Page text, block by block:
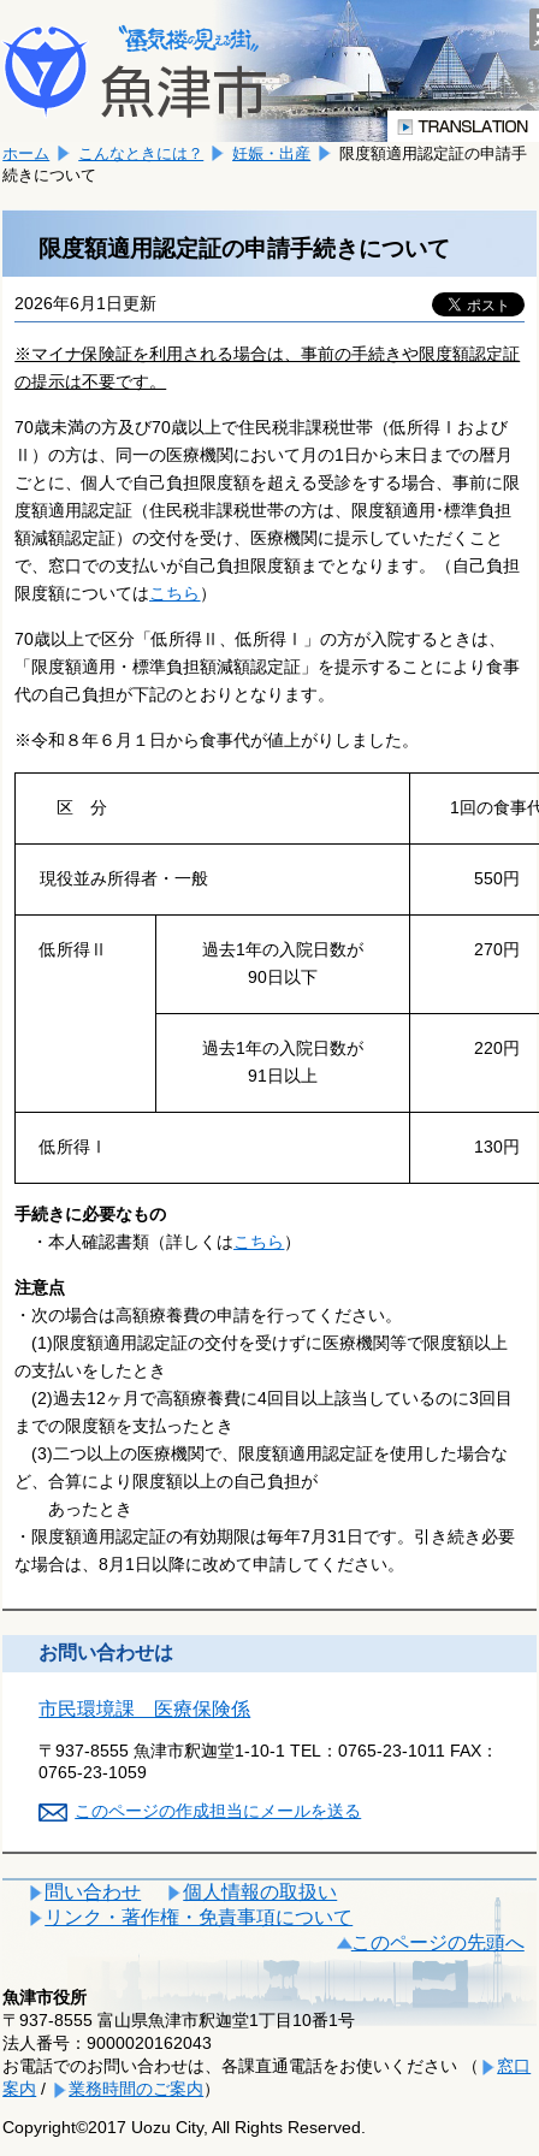
文
へ
移
ま
す。
こ
か
文
で
す。
ホーム こんなときには？ 妊娠・出産
限度額適用認定証の申請手
続きについて
限度額適用認定証の申請手続きについて
2026年6月1日更新
※マイナ保険証を利用される場合は、事前の手続きや限度額認定証
の提示は不要です。
70歳未満の方及び70歳以上で住民税非課税世帯（低所得Ⅰおよび
Ⅱ）の方は、同一の医療機関において月の1日から末日までの暦月
ごとに、個人で自己負担限度額を超える受診をする場合、事前に限
度額適用認定証（住民税非課税世帯の方は、限度額適用･標準負担
額減額認定証）の交付を受け、医療機関に提示していただくこと
で、窓口での支払いが自己負担限度額までとなります。（自己負担
限度額についてはこちら ）
70歳以上で区分「低所得Ⅱ、低所得Ⅰ」の方が入院するときは、
「限度額適用・標準負担額減額認定証」を提示することにより食事
代の自己負担が下記のとおりとなります。
※令和８年６月１日から食事代が値上がりしました。
区 分 1回の食事
現役並み所得者・一般 550円
低所得Ⅱ
過去1年の入院日数が
90日以下
270円
過去1年の入院日数が
91日以上
220円
低所得Ⅰ 130円
手続きに必要なもの
・本人確認書類（詳しくはこちら ）
注意点
・次の場合は高額療養費の申請を行ってください。
(1)限度額適用認定証の交付を受けずに医療機関等で限度額以上
の支払いをしたとき
(2)過去12ヶ月で高額療養費に4回目以上該当しているのに3回目
までの限度額を支払ったとき
(3)二つ以上の医療機関で、限度額適用認定証を使用した場合な
ど、合算により限度額以上の自己負担が
あったとき
・限度額適用認定証の有効期限は毎年7月31日です。引き続き必要
な場合は、8月1日以降に改めて申請してください。
お問い合わせは
市民環境課 医療保険係
〒937-8555 魚津市釈迦堂1-10-1 TEL：0765-23-1011 FAX：
0765-23-1059
このページの作成担当にメールを送る
問い合わせ
個人情報の取扱い
リンク・著作権・免責事項について
このページの先頭へ
魚津市役所
〒937-8555 富山県魚津市釈迦堂1丁目10番1号
法人番号：9000020162043
お電話でのお問い合わせは、各課直通電話をお使いください （
窓口
案内 / 業務時間のご案内）
Copyright©2017 Uozu City, All Rights Reserved.